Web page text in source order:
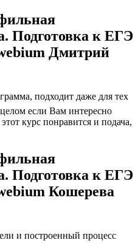
Подготовка к ЕГЭ
Дмитрий
подходит даже для тех
если Вам интересно
курс понравится и подача,
Подготовка к ЕГЭ
Кошерева
и построенный процесс